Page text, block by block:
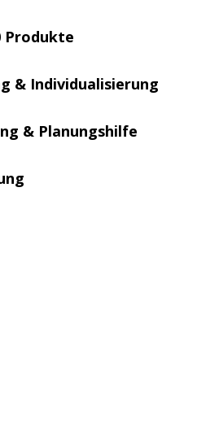
Produkte
& Individualisierung
& Planungshilfe